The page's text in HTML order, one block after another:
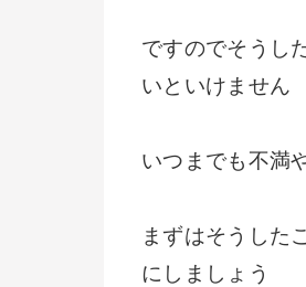
ですのでそうし
いといけません
いつまでも不満
まずはそうした
にしましょう